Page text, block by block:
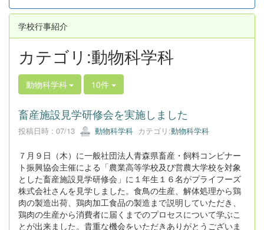
学校行事紹介
カテゴリ:動物科学科
動物科学科 10件
畜産施設見学研修会を実施しました
投稿日時 : 07/13 動物科学科 カテゴリ:動物科学科
７月９日（木）に一般社団法人青森県畜産・飼料コンビナー
ト振興協会主催による「農業高等学校及び営農大学校を対象
とした畜産施設見学研修会」に１年生１６名がプライフーズ
株式会社さんを見学しました。食鳥の生産、解体処理から鶏
肉の製造出荷、鶏肉加工食品の製造まで説明していただき、
鶏肉の生産から消費者に届くまでのプロセスについて学ぶこ
とが出来ました。貴重な機会をいただきありがとうございま